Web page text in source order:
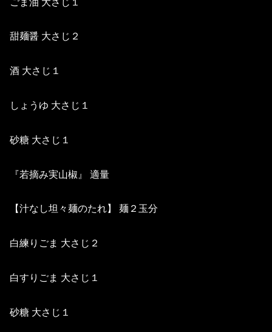
甜麺醤 大さじ２
酒 大さじ１
しょうゆ 大さじ１
砂糖 大さじ１
『若摘み実山椒』 適量
【汁なし坦々麺のたれ】 麺２玉分
白練りごま 大さじ２
白すりごま 大さじ１
砂糖 大さじ１